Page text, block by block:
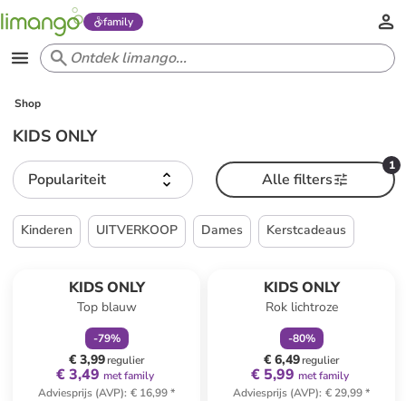
family
Shop
KIDS ONLY
Populariteit
1
Alle filters
Kinderen UITVERKOOP Dames Kerstcadeaus
KIDS ONLY
Top blauw
-79%
€ 3,99regulier
€ 3,49 met family
Adviesprijs (AVP): € 16,99*
KIDS ONLY
Rok lichtroze
-80%
€ 6,49regulier
€ 5,99 met family
Adviesprijs (AVP): € 29,99*